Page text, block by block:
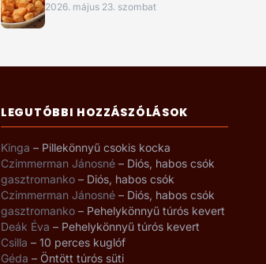
2026. május 23. szombat
LEGUTÓBBI HOZZÁSZÓLÁSOK
Kinga – Pillekönnyű csokis kocka
Czimmerman Jánosné – Diós, habos csók
gasztromanko – Diós, habos csók
Czimmerman Jánosné – Diós, habos csók
gasztromanko – Pehelykönnyű túrós kevert
Deák Éva – Pehelykönnyű túrós kevert
Csilla – 10 perces kuglóf
Géda – Öntött túrós süti